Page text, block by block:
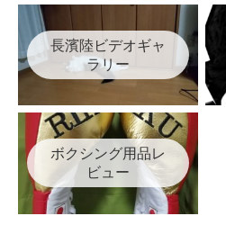
長濱陸ビデオギャ
ラリー
ボクシング用品レ
ビュー